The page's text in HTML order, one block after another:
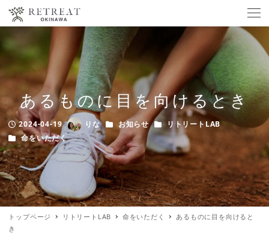
あるものに目を向けるとき
Published
2024-04-19
Author
りな カテゴリー
お知らせ カテゴリー
リトリートLAB
カテゴリー
命をいただく
トップページ リトリートLAB 命をいただく
あるものに目を向けると
き